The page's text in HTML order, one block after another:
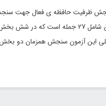
آزمون فوق شامل 27 جمله است
این آزمون سنجش همزمان دو